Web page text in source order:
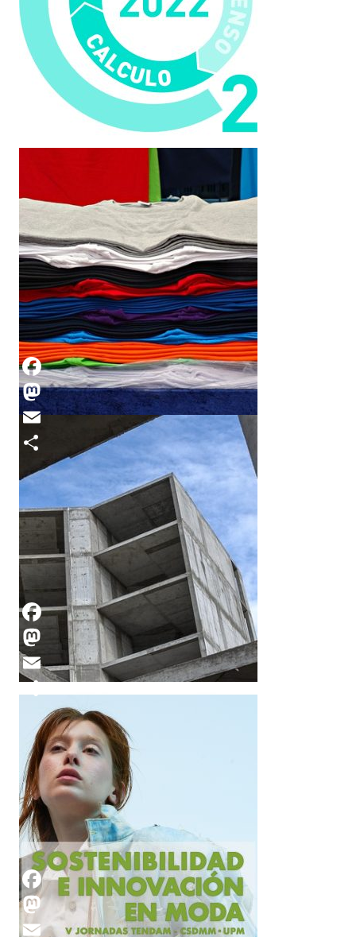
EPS10 MITERD SELLO
CALCULO Y REDUZCO
UPM
La UPM reduce un 26,32% sus emisiones
de CO2 N#10 15.10.2024 Por
Comunicación UPM La Universidad…
Facebook
Mastodon
Email
Compartir
EPS10 IMPACTO
CAMISETA
¿Qué impacto tiene nuestra ropa en el
planeta? N#10 15.10.2024 Por Leire
Olascoaga El análisis del…
Facebook
Mastodon
Compartir
EPS10 SMART
CONCRETE
Smart concrete: hacia una construcción
sostenible y digitalizada N#10 15.10.2024
Por Leticia Presa Madrigal y Jorge…
Facebook
Mastodon